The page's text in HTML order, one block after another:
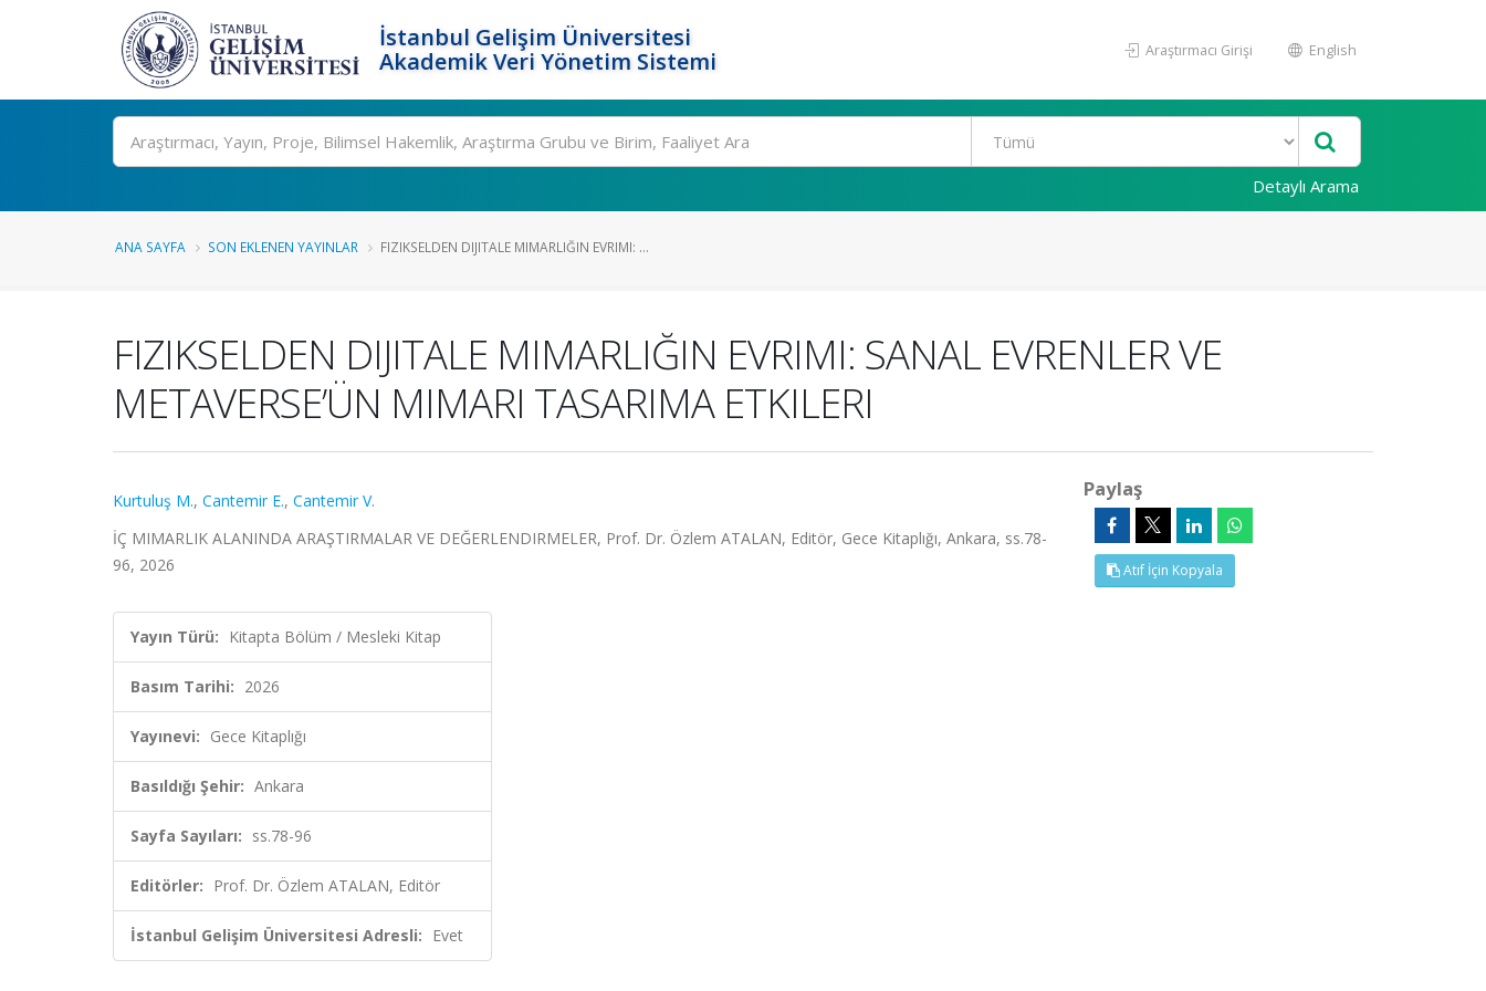
İstanbul Gelişim Üniversitesi
Akademik Veri Yönetim Sistemi
Araştırmacı Girişi English
Ara
Detaylı Arama
ANA SAYFA SON EKLENEN YAYINLAR FIZIKSELDEN DIJITALE MIMARLIĞIN EVRIMI: ...
FIZIKSELDEN DIJITALE MIMARLIĞIN EVRIMI: SANAL EVRENLER VE
METAVERSE’ÜN MIMARI TASARIMA ETKILERI
Kurtuluş M., Cantemir E., Cantemir V.
İÇ MIMARLIK ALANINDA ARAŞTIRMALAR VE DEĞERLENDIRMELER, Prof. Dr. Özlem ATALAN, Editör, Gece Kitaplığı, Ankara, ss.78-
96, 2026
Yayın Türü: Kitapta Bölüm / Mesleki Kitap
Basım Tarihi: 2026
Yayınevi: Gece Kitaplığı
Basıldığı Şehir: Ankara
Sayfa Sayıları: ss.78-96
Editörler: Prof. Dr. Özlem ATALAN, Editör
İstanbul Gelişim Üniversitesi Adresli: Evet
Paylaş
Atıf İçin Kopyala